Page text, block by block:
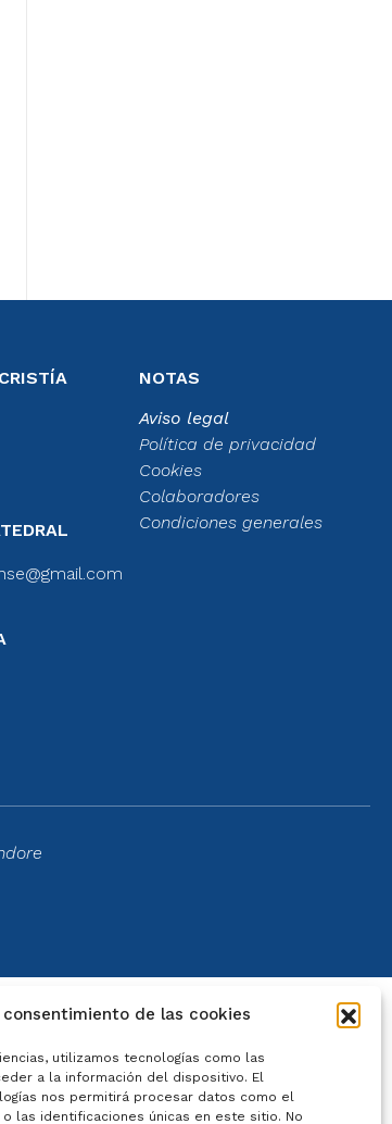
de las cookies
utilizamos tecnologías como las
a la información del dispositivo. El
nos permitirá procesar datos como el
las identificaciones únicas en este sitio. No
NOTAS
Aviso legal
Política de privacidad
Cookies
Colaboradores
Condiciones generales